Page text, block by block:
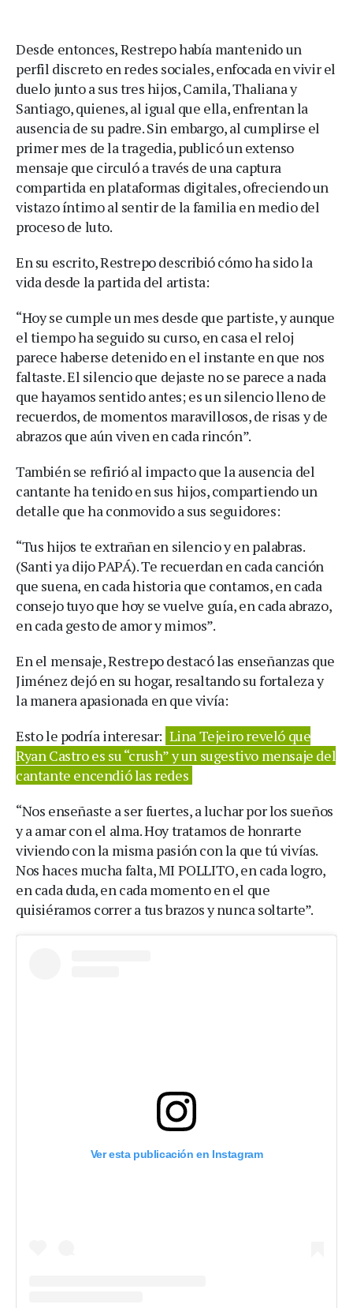
Desde entonces, Restrepo había mantenido un
perfil discreto en redes sociales, enfocada en vivir el
duelo junto a sus tres hijos, Camila, Thaliana y
Santiago, quienes, al igual que ella, enfrentan la
ausencia de su padre. Sin embargo, al cumplirse el
primer mes de la tragedia, publicó un extenso
mensaje que circuló a través de una captura
compartida en plataformas digitales, ofreciendo un
vistazo íntimo al sentir de la familia en medio del
proceso de luto.
En su escrito, Restrepo describió cómo ha sido la
vida desde la partida del artista:
“Hoy se cumple un mes desde que partiste, y aunque
el tiempo ha seguido su curso, en casa el reloj
parece haberse detenido en el instante en que nos
faltaste. El silencio que dejaste no se parece a nada
que hayamos sentido antes; es un silencio lleno de
recuerdos, de momentos maravillosos, de risas y de
abrazos que aún viven en cada rincón”.
También se refirió al impacto que la ausencia del
cantante ha tenido en sus hijos, compartiendo un
detalle que ha conmovido a sus seguidores:
“Tus hijos te extrañan en silencio y en palabras.
(Santi ya dijo PAPÁ). Te recuerdan en cada canción
que suena, en cada historia que contamos, en cada
consejo tuyo que hoy se vuelve guía, en cada abrazo,
en cada gesto de amor y mimos”.
En el mensaje, Restrepo destacó las enseñanzas que
Jiménez dejó en su hogar, resaltando su fortaleza y
la manera apasionada en que vivía:
Esto le podría interesar: Lina Tejeiro reveló que
Ryan Castro es su “crush” y un sugestivo mensaje del
cantante encendió las redes
“Nos enseñaste a ser fuertes, a luchar por los sueños
y a amar con el alma. Hoy tratamos de honrarte
viviendo con la misma pasión con la que tú vivías.
Nos haces mucha falta, MI POLLITO, en cada logro,
en cada duda, en cada momento en el que
quisiéramos correr a tus brazos y nunca soltarte”.
Ver esta publicación en Instagram